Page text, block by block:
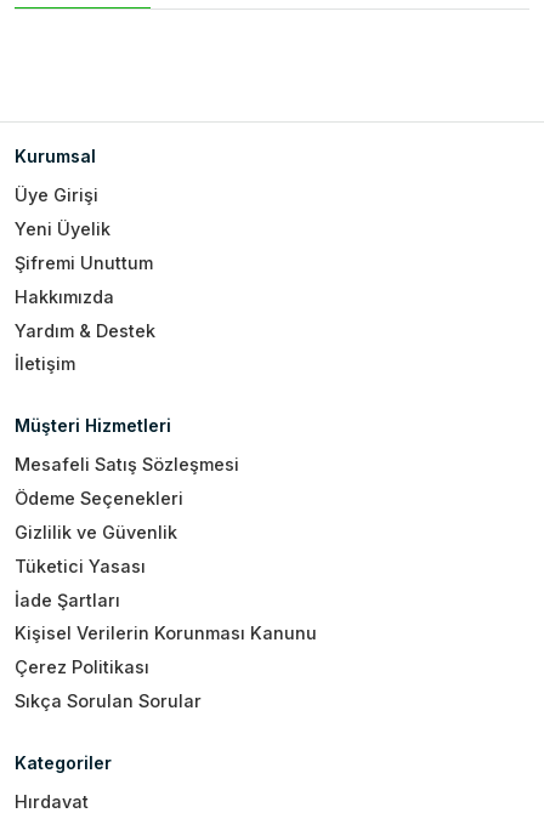
Kurumsal
Üye Girişi
Yeni Üyelik
Şifremi Unuttum
Hakkımızda
Yardım & Destek
İletişim
Müşteri Hizmetleri
Mesafeli Satış Sözleşmesi
Ödeme Seçenekleri
Gizlilik ve Güvenlik
Tüketici Yasası
İade Şartları
Kişisel Verilerin Korunması Kanunu
Çerez Politikası
Sıkça Sorulan Sorular
Kategoriler
Hırdavat